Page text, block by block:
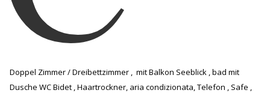
Doppel Zimmer / Dreibettzimmer , mit Balkon Seeblick , bad mit
Dusche WC Bidet , Haartrockner, aria condizionata, Telefon , Safe ,